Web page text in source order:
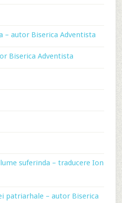
– autor Biserica Adventista
Biserica Adventista
suferinda – traducere Ion
patriarhale – autor Biserica